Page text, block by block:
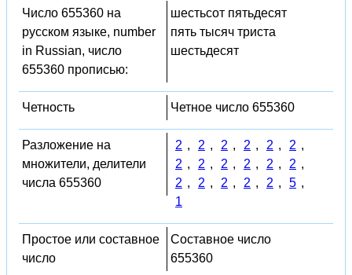
Число 655360 на
русском языке, number
in Russian, число
655360 прописью:
шестьсот пятьдесят
пять тысяч триста
шестьдесят
Четность Четное число 655360
Разложение на
множители, делители
числа 655360
2 , 2 , 2 , 2 , 2 , 2 ,
2 , 2 , 2 , 2 , 2 , 2 ,
2 , 2 , 2 , 2 , 2 , 5 ,
1
Простое или составное
число
Составное число
655360